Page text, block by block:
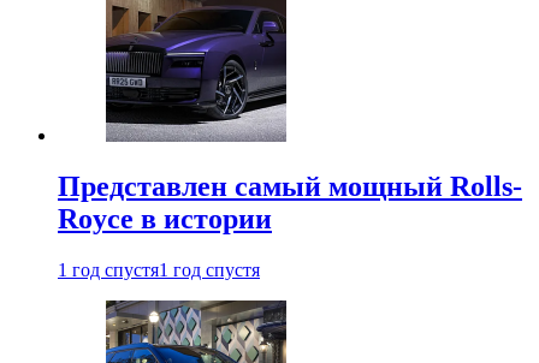
Представлен самый мощный Rolls-
Royce в истории
1 год спустя1 год спустя